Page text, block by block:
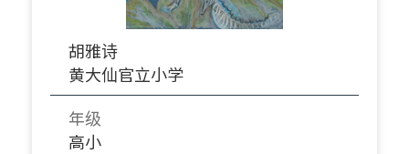
胡雅诗
黄大仙官立小学
年级
高小